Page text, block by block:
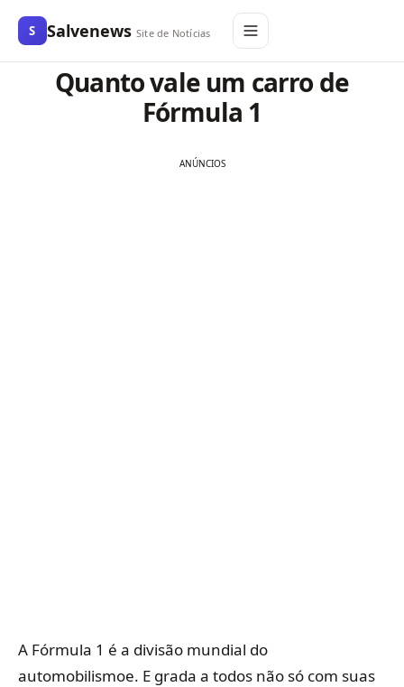
S Salvenews Site de Notícias
Quanto vale um carro de
Fórmula 1
ANÚNCIOS
A Fórmula 1 é a divisão mundial do
automobilismoe. E grada a todos não só com suas